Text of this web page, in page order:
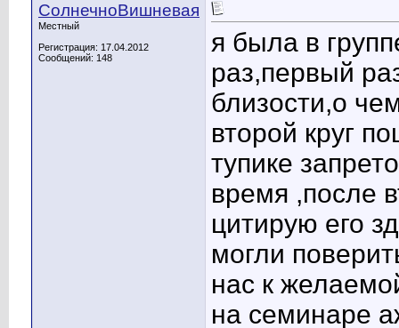
СолнечноВишневая
Местный
Регистрация: 17.04.2012
Сообщений: 148
я была в
раз,первый
близости,о
второй круг
тупике
время ,после
цитирую его
могли
нас к
на семинаре